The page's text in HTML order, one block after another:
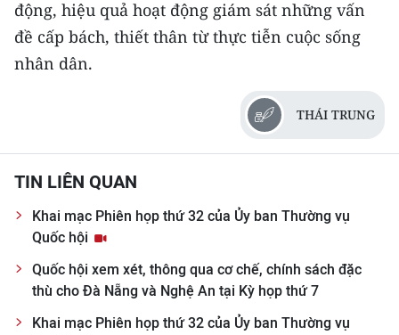
động, hiệu quả hoạt động giám sát những vấn
đề cấp bách, thiết thân từ thực tiễn cuộc sống
nhân dân.
THÁI TRUNG
TIN LIÊN QUAN
Khai mạc Phiên họp thứ 32 của Ủy ban Thường vụ
Quốc hội
Quốc hội xem xét, thông qua cơ chế, chính sách đặc
thù cho Đà Nẵng và Nghệ An tại Kỳ họp thứ 7
Khai mạc Phiên họp thứ 32 của Ủy ban Thường vụ